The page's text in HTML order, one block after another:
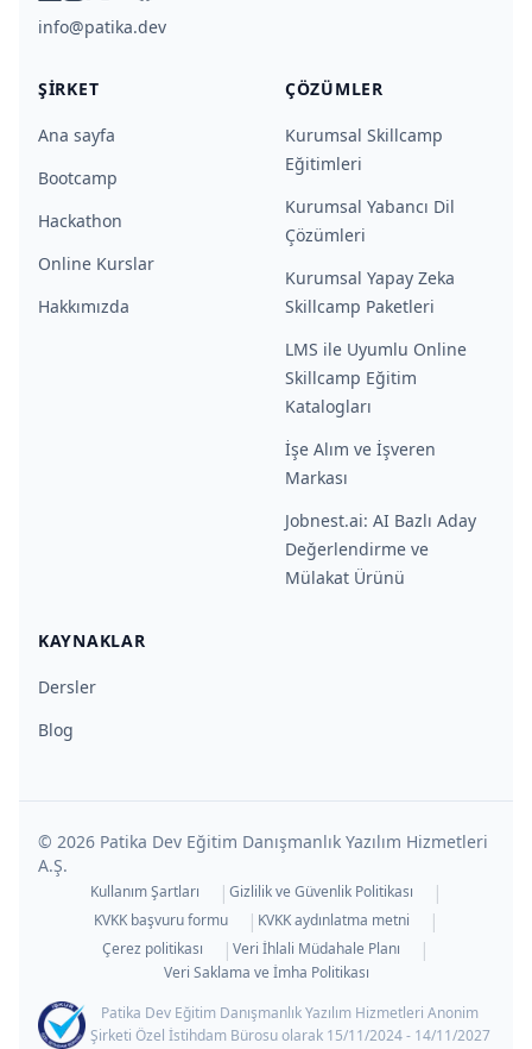
info@patika.dev
ŞIRKET
Ana sayfa
Bootcamp
Hackathon
Online Kurslar
Hakkımızda
ÇÖZÜMLER
Kurumsal Skillcamp
Eğitimleri
Kurumsal Yabancı Dil
Çözümleri
Kurumsal Yapay Zeka
Skillcamp Paketleri
LMS ile Uyumlu Online
Skillcamp Eğitim
Katalogları
İşe Alım ve İşveren
Markası
Jobnest.ai: AI Bazlı Aday
Değerlendirme ve
Mülakat Ürünü
KAYNAKLAR
Dersler
Blog
© 2026 Patika Dev Eğitim Danışmanlık Yazılım Hizmetleri
A.Ş.
Kullanım Şartları | Gizlilik ve Güvenlik Politikası |
KVKK başvuru formu | KVKK aydınlatma metni |
Çerez politikası | Veri İhlali Müdahale Planı |
Veri Saklama ve İmha Politikası
Patika Dev Eğitim Danışmanlık Yazılım Hizmetleri Anonim
Şirketi Özel İstihdam Bürosu olarak 15/11/2024 - 14/11/2027